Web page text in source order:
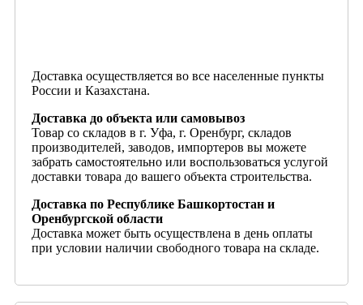
Доставка осуществляется во все населенные пункты
России и Казахстана.
Доставка до объекта или самовывоз
Товар со складов в г. Уфа, г. Оренбург, складов
производителей, заводов, импортеров вы можете
забрать самостоятельно или воспользоваться услугой
доставки товара до вашего объекта строительства.
Доставка по Республике Башкортостан и
Оренбургской области
Доставка может быть осуществлена в день оплаты
при условии наличии свободного товара на складе.